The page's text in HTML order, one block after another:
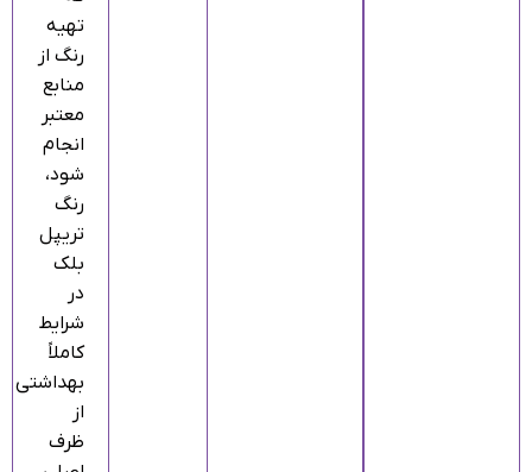
تهیه
رنگ از
منابع
معتبر
انجام
شود،
رنگ
تریپل
بلک
در
شرایط
کاملاً
بهداشتی
از
ظرف